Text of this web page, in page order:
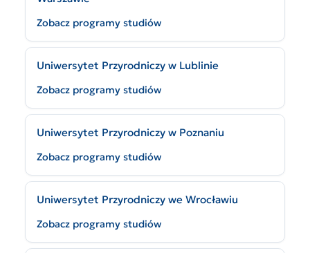
Zobacz programy studiów
Uniwersytet Przyrodniczy w Lublinie
Zobacz programy studiów
Uniwersytet Przyrodniczy w Poznaniu
Zobacz programy studiów
Uniwersytet Przyrodniczy we Wrocławiu
Zobacz programy studiów